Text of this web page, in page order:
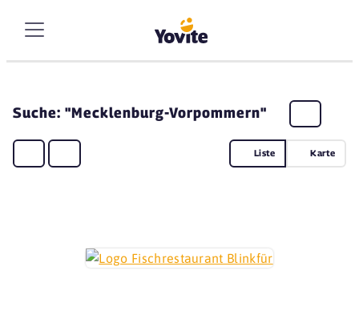
Suche: "Mecklenburg-Vorpommern"
Liste Karte